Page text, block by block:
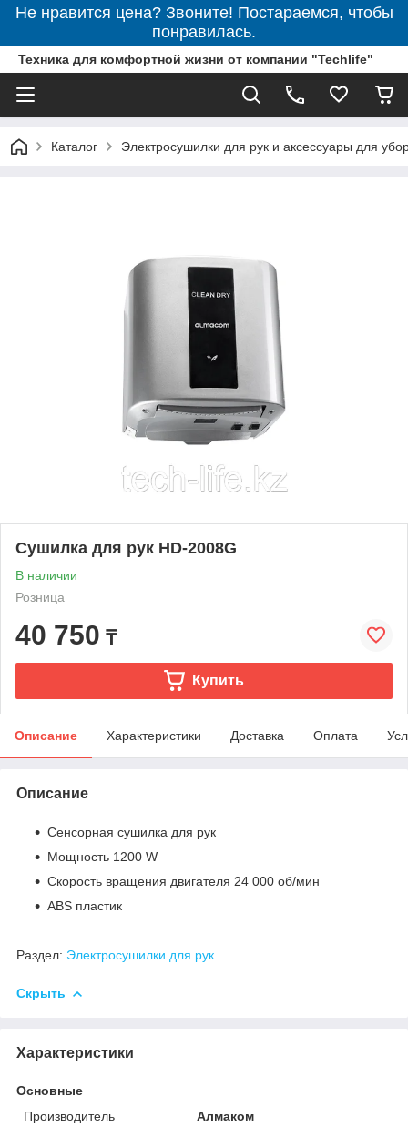
Не нравится цена? Звоните! Постараемся, чтобы
понравилась.
Техника для комфортной жизни от компании "Techlife"
Каталог Электросушилки для рук и аксессуары для
Сушилка для рук HD-2008G
В наличии
Розница
40 750 ₸
Купить
Описание Характеристики Доставка Оплата
Описание
Сенсорная сушилка для рук
Мощность 1200 W
Скорость вращения двигателя 24 000 об/мин
ABS пластик
Раздел: Электросушилки для рук
Скрыть
Характеристики
Основные
Производитель
Алмаком